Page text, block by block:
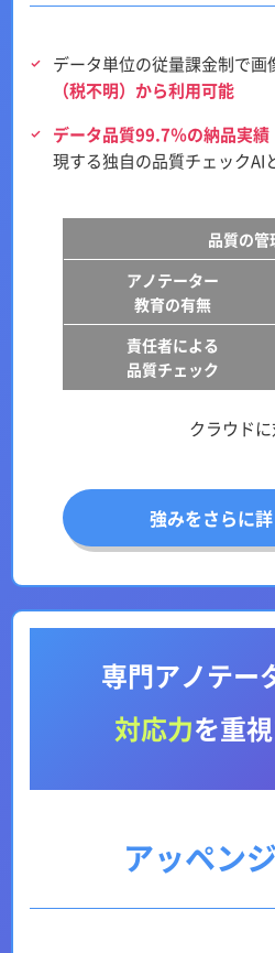
データ単位の従量課金制で画
（税不明）から利用可能
データ品質99.7％の納品実績
現する独自の品質チェックAI
品質の管
アノテーター
教育の有無
責任者による
品質チェック
クラウド
強みをさらに
専門アノテー
対応力を重
アッペン